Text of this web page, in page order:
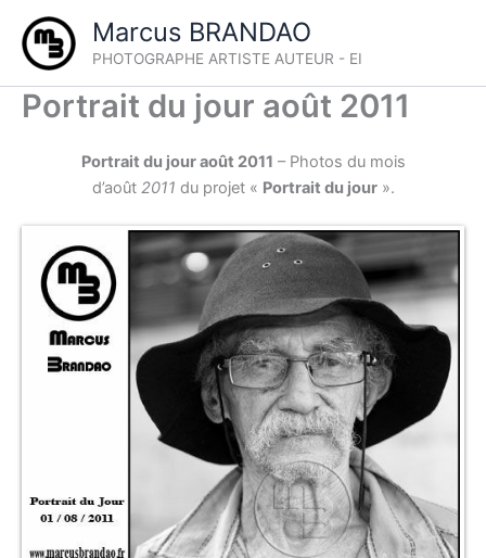
contenu
Marcus BRANDAO
PHOTOGRAPHE ARTISTE AUTEUR - EI
Portrait du jour août 2011
Portrait du jour août 2011 – Photos du mois
d’août2011 du projet « Portrait du jour».